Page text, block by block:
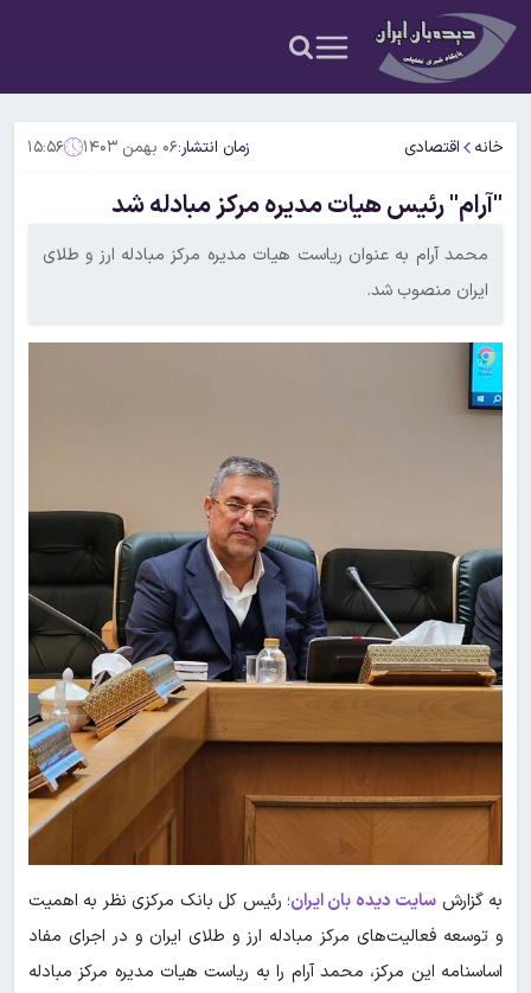
خانه اقتصادی زمان انتشار:۰۶ بهمن ۱۴۰۳ ۱۵:۵۶
"آرام" رئیس هیات مدیره مرکز مبادله شد
محمد آرام به عنوان ریاست هیات مدیره مرکز مبادله ارز و طلای
ایران منصوب شد.
به گزارش سایت دیده بان ایران؛ رئیس‌ کل بانک مرکزی نظر به اهمیت
و توسعه فعالیت‌های مرکز مبادله ارز و طلای ایران و در اجرای مفاد
اساسنامه این مرکز، محمد آرام را به ریاست هیات مدیره مرکز مبادله